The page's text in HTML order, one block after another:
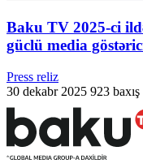
Baku TV 2025-ci
güclü media
Press reliz
30 dekabr 2025 923 baxış